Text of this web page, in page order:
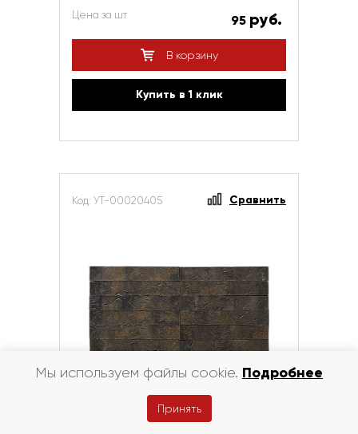
Цена за шт 95 руб.
В корзину
Купить в 1 клик
Код: УТ-00020405 Сравнить
Кирпич керамический лицевой
RECKE Halb 5-31-00-3-43 0,44 НФ
Мы используем файлы cookie. Подробнее
Принять